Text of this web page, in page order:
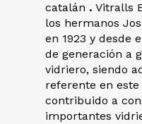
catalán .Vitralls
los hermanos
en 1923 y desde
de generación a
vidriero, siendo
referente en
contribuido a
importantes